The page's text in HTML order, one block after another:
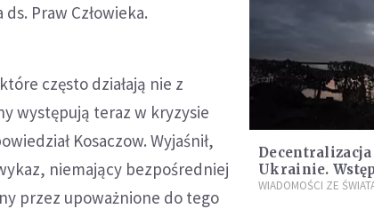
Praw Człowieka.
często działają nie z
występują teraz w kryzysie
Kosaczow. Wyjaśnił,
niemający bezpośredniej
przez upoważnione do tego
Decentralizacja
Ukrainie.
WIADOMOŚCI ZE